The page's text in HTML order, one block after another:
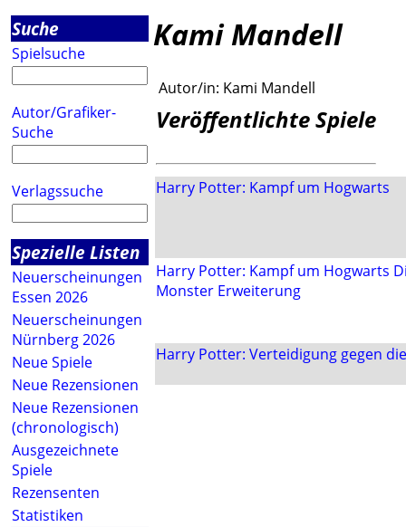
Suche
Spielsuche
Autor/Grafiker-
Suche
Verlagssuche
Spezielle Listen
Neuerscheinungen
Essen 2026
Neuerscheinungen
Nürnberg 2026
Neue Spiele
Neue Rezensionen
Neue Rezensionen
(chronologisch)
Ausgezeichnete
Spiele
Rezensenten
Statistiken
Kami Mandell
Autor/in: Kami Mandell
Veröffentlichte Spiele
Harry Potter: Kampf um Hogwarts
Harry Potter: Kampf um Hogwarts
Monster Erweiterung
Harry Potter: Verteidigung gegen